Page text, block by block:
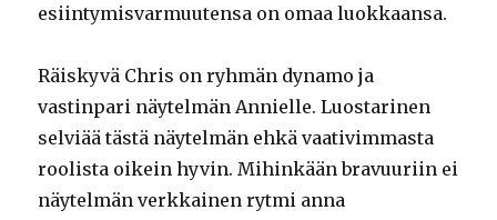
esiintymisvarmuutensa on omaa luokkaansa.
Räiskyvä Chris on ryhmän dynamo ja
vastinpari näytelmän Annielle. Luostarinen
selviää tästä näytelmän ehkä vaativimmasta
roolista oikein hyvin. Mihinkään bravuuriin ei
näytelmän verkkainen rytmi anna